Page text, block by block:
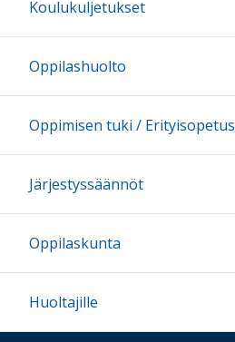
Koulukuljetukset
Oppilashuolto
Oppimisen tuki / Erityisopetus
Järjestyssäännöt
Oppilaskunta
Huoltajille